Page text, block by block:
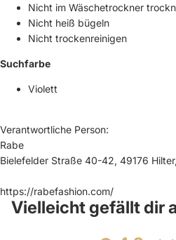
Nicht im Wäschetrockner
Nicht heiß bügeln
Nicht trockenreinigen
Suchfarbe
Violett
Verantwortliche Person:
Rabe
Bielefelder Straße 40-42, 49176
https://rabefashion.com/
Vielleicht gefällt dir